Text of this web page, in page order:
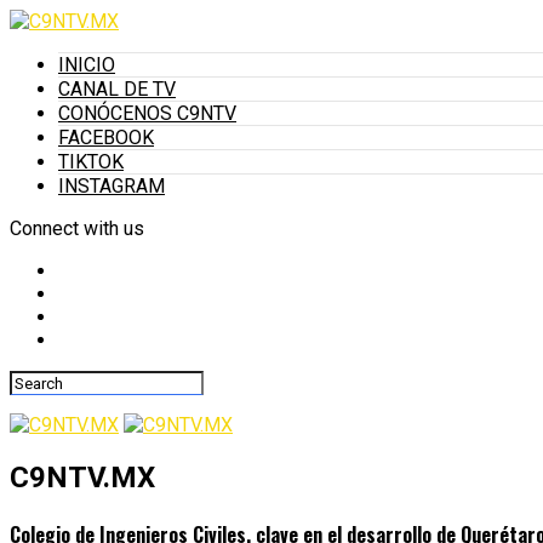
INICIO
CANAL DE TV
CONÓCENOS C9NTV
FACEBOOK
TIKTOK
INSTAGRAM
Connect with us
C9NTV.MX
Colegio de Ingenieros Civiles, clave en el desarrollo de